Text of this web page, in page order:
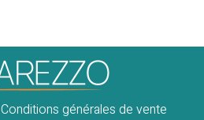
Conditions générales de vente